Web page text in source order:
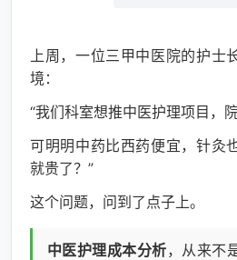
上周，一位三甲中医院的护士
境：
“我们科室想推中医护理项目，院
可明明中药比西药便宜，针灸
就贵了？”
这个问题，问到了点子上。
中医护理成本分析，从来不